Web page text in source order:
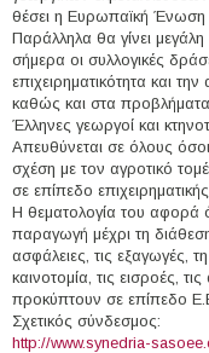
θέσει η Ευρωπαϊκή Ένωση
Παράλληλα θα γίνει
σήμερα οι συλλογικές
επιχειρηματικότητα και
καθώς και στα προβλήματα
Έλληνες γεωργοί και
Απευθύνεται σε όλους
σχέση με τον αγροτικό
σε επίπεδο
Η θεματολογία του αφορά
παραγωγή μέχρι τη
ασφάλειες, τις εξαγωγές,
καινοτομία, τις εισροές,
προκύπτουν σε επίπεδο
Σχετικός σύνδεσμος:
http://www.synedria-